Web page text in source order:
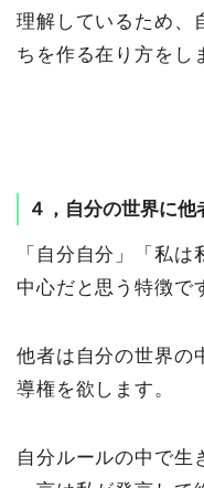
理解しているため、
ちを作る在り方をし
４，自分の世界に他
「自分自分」「私
中心だと思う特徴で
他者は自分の世界の
導権を欲します。
自分ルールの中で生